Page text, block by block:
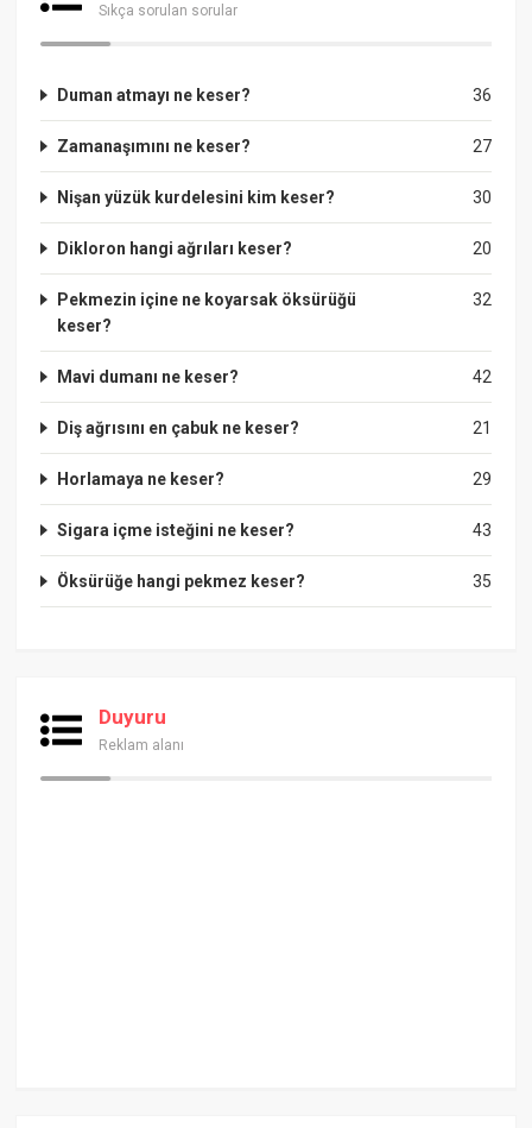
Sıkça sorulan sorular
36
Duman atmayı ne keser?
27
Zamanaşımını ne keser?
30
Nişan yüzük kurdelesini kim keser?
20
Dikloron hangi ağrıları keser?
32
Pekmezin içine ne koyarsak öksürüğü
keser?
42
Mavi dumanı ne keser?
21
Diş ağrısını en çabuk ne keser?
29
Horlamaya ne keser?
43
Sigara içme isteğini ne keser?
35
Öksürüğe hangi pekmez keser?
Duyuru
Reklam alanı